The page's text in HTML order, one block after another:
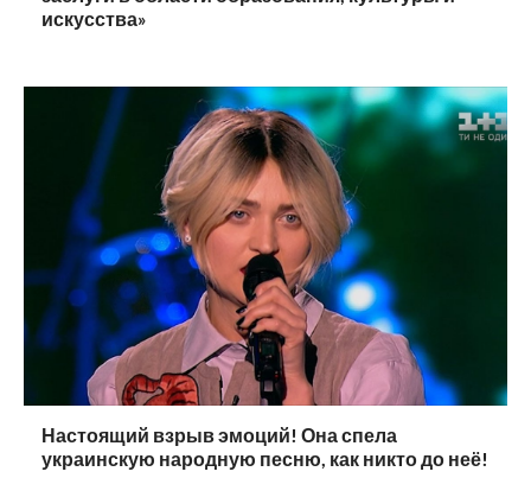
искусства»
Настоящий взрыв эмоций! Она спела
украинскую народную песню, как никто до неё!